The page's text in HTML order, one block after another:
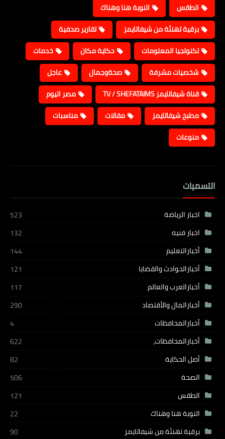
الطقس
النوبة هنا وهناك
برقية تهنئة من شيفاتايمز
تقارير صحفية
تكنولجيا المعلومات
حكاية مكان
خدمات
شخصيات مشرفة
صحةوجمال
عاجل
قناة شيفاتايمز TV / SHEFATAIMS
مصر اليوم
مطبخ شيفاتايمز
مقالات
مناسبات
منوعات
التسميات
اخبار الرياضة
523
اخبار فنيه
132
أخبارالتعليم
144
أخبارالحوادث والقضايا
121
أخبارالعرب والعالم
117
أخبارالمال والأقتصاد
290
أخبارالمحافظات
4
أخبارالمحافظات،
622
أصل الحكاية
82
الصحة
506
الطقس
121
النوبة هنا وهناك
22
برقية تهنئة من شيفاتايمز
90